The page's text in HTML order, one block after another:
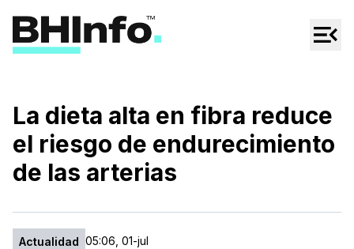
Regionales
Espectáculos
Tecno
La dieta alta en fibra reduce
el riesgo de endurecimiento
de las arterias
Actualidad 05:06, 01-jul